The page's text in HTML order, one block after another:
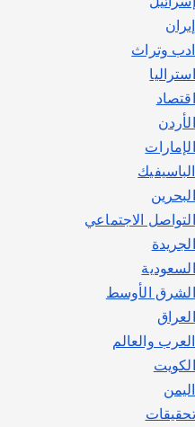
إيران
ادب وتراث
استراليا
اقتصاد
الأردن
الإمارات
الباسيفيك
البحرين
التواصل الاجتماعي
الجريدة
السعودية
الشرق الأوسط
العراق
العرب والعالم
الكويت
اليمن
تحقيقات